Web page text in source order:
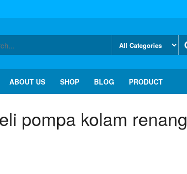
ABOUT US SHOP BLOG PRODUCT
pompa kolam renang